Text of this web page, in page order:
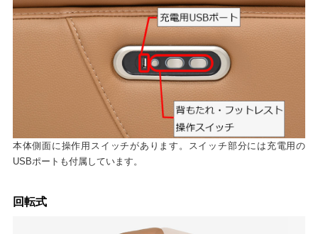
本体側面に操作用スイッチがあります。スイッチ部分には充電用の
USBポートも付属しています。
回転式